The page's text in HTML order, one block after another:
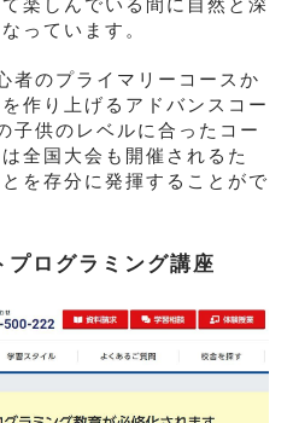
楽しんでいる間に自然と深
っています。
者のプライマリーコースか
作り上げるアドバンスコー
子供のレベルに合ったコー
全国大会も開催されるた
を存分に発揮することがで
ログラミング講座